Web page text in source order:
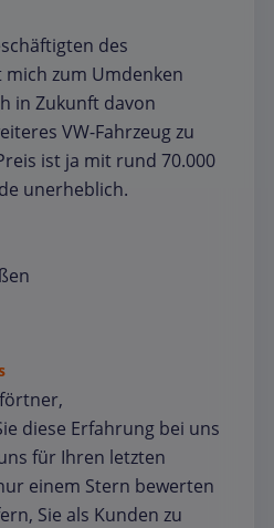
des
zum Umdenken
in Zukunft davon
VW-Fahrzeug zu
ist ja mit rund 70.000
unerheblich.
diese Erfahrung bei uns
für Ihren letzten
einem Stern bewerten
Sie als Kunden zu